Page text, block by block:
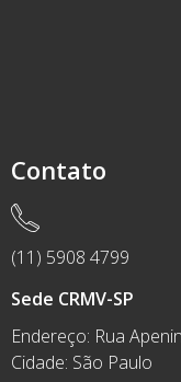
Contato
(11) 5908 4799
Sede CRMV-SP
Endereço: Rua
Cidade: São Paulo